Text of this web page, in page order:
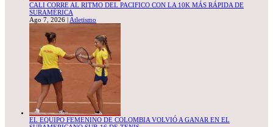
CALI CORRE AL RITMO DEL PACIFICO CON LA 10K MÁS RÁPIDA DE
SURAMÉRICA
Ago 7, 2026 | Atletismo
EL EQUIPO FEMENINO DE COLOMBIA VOLVIÓ A GANAR EN EL